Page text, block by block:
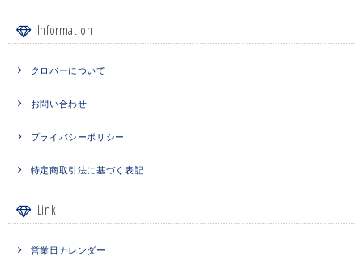
Information
クロバーについて
お問い合わせ
プライバシーポリシー
特定商取引法に基づく表記
Link
営業日カレンダー